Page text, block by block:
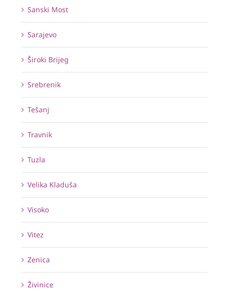
Sanski Most
Sarajevo
Široki Brijeg
Srebrenik
Tešanj
Travnik
Tuzla
Velika Kladuša
Visoko
Vitez
Zenica
Živinice